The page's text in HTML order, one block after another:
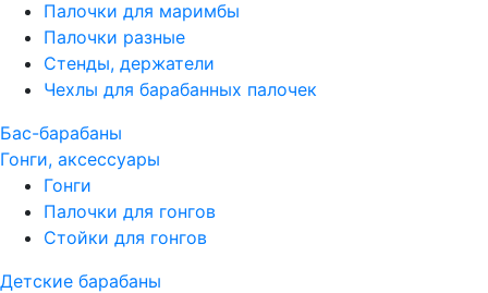
Палочки для маримбы
Палочки разные
Стенды, держатели
Чехлы для барабанных палочек
Бас-барабаны
Гонги, аксессуары
Гонги
Палочки для гонгов
Стойки для гонгов
Детские барабаны